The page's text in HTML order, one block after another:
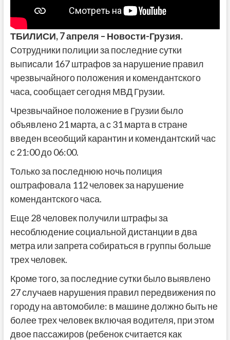
ТБИЛИСИ,7 апреля – Новости-Грузия.
Сотрудники полиции за последние сутки
выписали 167 штрафов за нарушение правил
чрезвычайного положения и комендантского
часа, сообщает сегодня МВД Грузии.
Чрезвычайное положение в Грузии было
объявлено 21 марта, а с 31 марта в стране
введен всеобщий карантин и комендантский час
с 21:00 до 06:00.
Только за последнюю ночь полиция
оштрафовала 112 человек за нарушение
комендантского часа.
Еще 28 человек получили штрафы за
несоблюдение социальной дистанции в два
метра или запрета собираться в группы больше
трех человек.
Кроме того, за последние сутки было выявлено
27 случаев нарушения правил передвижения по
городу на автомобиле: в машине должно быть не
более трех человек включая водителя, при этом
двое пассажиров (ребенок считается как